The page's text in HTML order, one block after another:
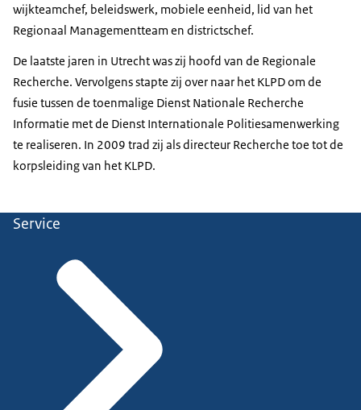
wijkteamchef, beleidswerk, mobiele eenheid, lid van het
Regionaal Managementteam en districtschef.
De laatste jaren in Utrecht was zij hoofd van de Regionale
Recherche. Vervolgens stapte zij over naar het KLPD om de
fusie tussen de toenmalige Dienst Nationale Recherche
Informatie met de Dienst Internationale Politiesamenwerking
te realiseren. In 2009 trad zij als directeur Recherche toe tot de
korpsleiding van het KLPD.
Service